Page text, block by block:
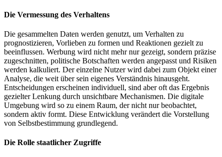
Die Vermessung des Verhaltens
Die gesammelten Daten werden genutzt, um Verhalten zu
prognostizieren, Vorlieben zu formen und Reaktionen gezielt zu
beeinflussen. Werbung wird nicht mehr nur gezeigt, sondern präzise
zugeschnitten, politische Botschaften werden angepasst und Risiken
werden kalkuliert. Der einzelne Nutzer wird dabei zum Objekt einer
Analyse, die weit über sein eigenes Verständnis hinausgeht.
Entscheidungen erscheinen individuell, sind aber oft das Ergebnis
gezielter Lenkung durch unsichtbare Mechanismen. Die digitale
Umgebung wird so zu einem Raum, der nicht nur beobachtet,
sondern aktiv formt. Diese Entwicklung verändert die Vorstellung
von Selbstbestimmung grundlegend.
Die Rolle staatlicher Zugriffe